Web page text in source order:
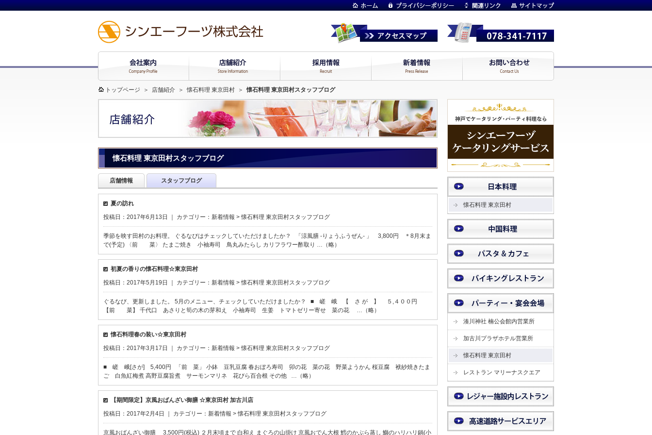
トップページ ＞ 店舗紹介 ＞ 懐石料理 東京田村 ＞ 懐石料理 東京田村スタッフブログ
懐石料理 東京田村スタッフブログ
店舗情報 スタッフブログ
夏の訪れ
投稿日：2017年6月13日 ｜ カテゴリー： 新着情報 >懐石料理 東京田村スタッフブログ
季節を映す田村のお料理。 ぐるなびはチェックしていただけましたか？ 「涼風膳 -りょうふうぜん- 」 3,800円 ＊8月末ま
で(予定) 〈前 菜〉 たまご焼き 小袖寿司 鳥丸みたらし カリフラワー酢取り …（略）
初夏の香りの懐石料理☆東京田村
投稿日：2017年5月19日 ｜ カテゴリー： 新着情報 >懐石料理 東京田村スタッフブログ
ぐるなび、更新しました。 5月のメニュー、チェックしていただけましたか？ ■ 嵯 峨 【 さ が 】 ５,４００円
【前 菜】 千代口 あさりと筍の木の芽和え 小袖寿司 生姜 トマトゼリー寄せ 菜の花 …（略）
懐石料理春の装い☆東京田村
投稿日：2017年3月17日 ｜ カテゴリー： 新着情報 >懐石料理 東京田村スタッフブログ
■ 嵯 峨[さが] 5,400円 「前 菜」 小鉢 豆乳豆腐 春おぼろ寿司 卯の花 菜の花 野菜ようかん 桜豆腐 袱紗焼きたま
ご 白魚紅梅煮 高野豆腐旨煮 サーモンマリネ 花びら百合根 その他 …（略）
【期間限定】京風おばんざい御膳 ☆東京田村 加古川店
投稿日：2017年2月4日 ｜ カテゴリー： 新着情報 >懐石料理 東京田村スタッフブログ
京風おばんざい御膳 3,500円(税込) ２月末頃まで 白和え まぐろの山掛け 京風おでん大根 鱈のかぶら蒸し 鰤のハリハリ鍋(小
懐石料理 東京田村
湊川神社 楠公会館内営業所
加古川プラザホテル営業所
懐石料理 東京田村
レストラン マリーナスクエア